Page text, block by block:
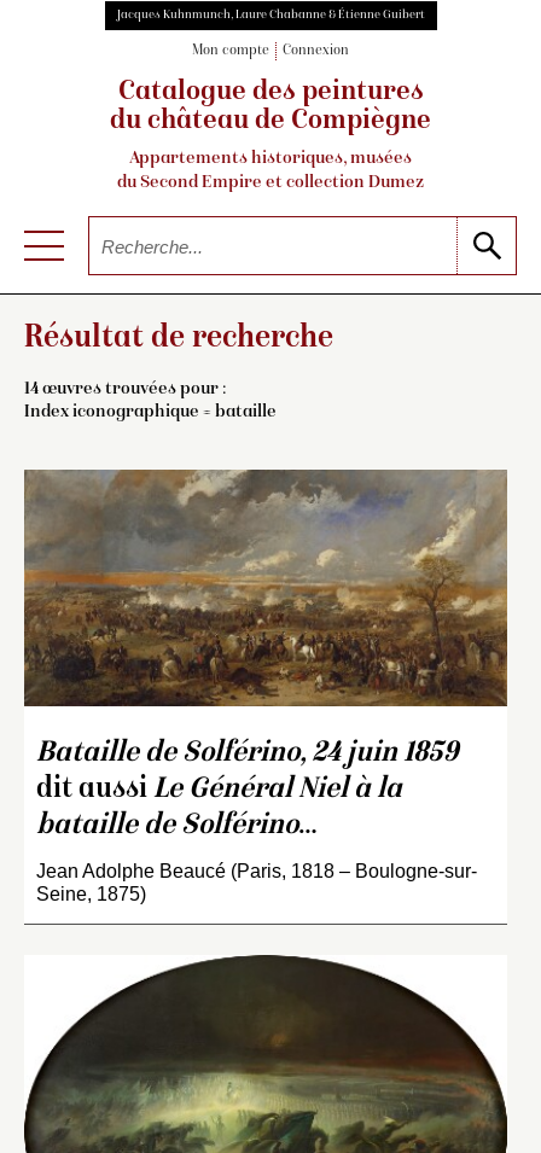
Jacques Kuhnmunch, Laure Chabanne & Étienne Guibert
Mon compte Connexion
Catalogue des peintures
du château de Compiègne
Appartements historiques, musées
du Second Empire et collection Dumez
Résultat de recherche
14 œuvres trouvées pour :
Index iconographique = bataille
Bataille de Solférino, 24 juin 1859
dit aussi Le Général Niel à la
bataille de Solférino…
Jean Adolphe Beaucé (Paris, 1818 – Boulogne-sur-
Seine, 1875)